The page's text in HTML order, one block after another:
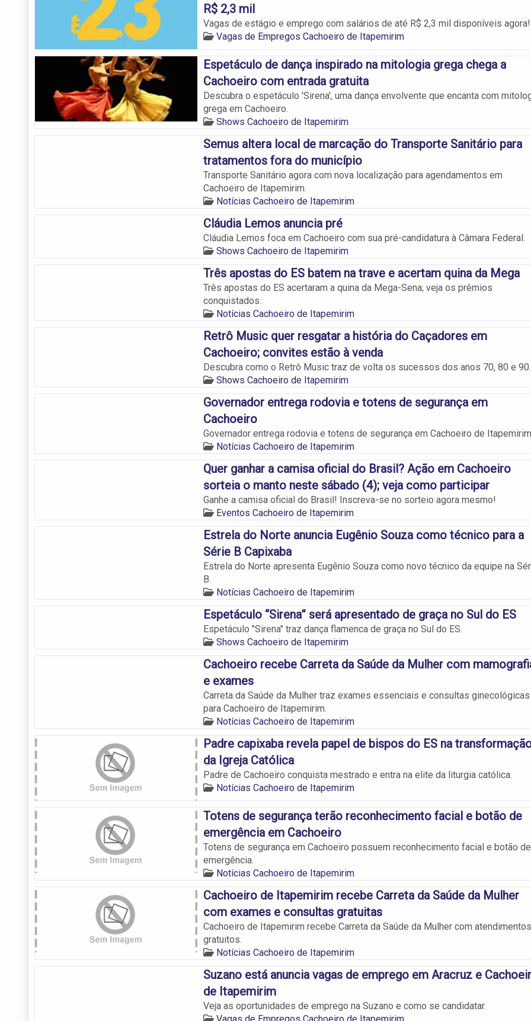
R$ 2,3 mil
Vagas de estágio e emprego com salários de até R$ 2,3 mil disponíveis agora!
Vagas de Empregos Cachoeiro de Itapemirim
Espetáculo de dança inspirado na mitologia grega chega a
Cachoeiro com entrada gratuita
Descubra o espetáculo 'Sirena', uma dança envolvente que encanta com
grega em Cachoeiro.
Shows Cachoeiro de Itapemirim
Semus altera local de marcação do Transporte Sanitário para
tratamentos fora do município
Transporte Sanitário agora com nova localização para agendamentos em
Cachoeiro de Itapemirim.
Notícias Cachoeiro de Itapemirim
Cláudia Lemos anuncia pré
Cláudia Lemos foca em Cachoeiro com sua pré-candidatura à Câmara Federal.
Shows Cachoeiro de Itapemirim
Três apostas do ES batem na trave e acertam quina da Mega
Três apostas do ES acertaram a quina da Mega-Sena; veja os prêmios
conquistados.
Notícias Cachoeiro de Itapemirim
Retrô Music quer resgatar a história do Caçadores em
Cachoeiro; convites estão à venda
Descubra como o Retrô Music traz de volta os sucessos dos anos 70, 80 e 90.
Shows Cachoeiro de Itapemirim
Governador entrega rodovia e totens de segurança em
Cachoeiro
Governador entrega rodovia e totens de segurança em Cachoeiro de
Notícias Cachoeiro de Itapemirim
Quer ganhar a camisa oficial do Brasil? Ação em Cachoeiro
sorteia o manto neste sábado (4); veja como participar
Ganhe a camisa oficial do Brasil! Inscreva-se no sorteio agora mesmo!
Eventos Cachoeiro de Itapemirim
Estrela do Norte anuncia Eugênio Souza como técnico para a
Série B Capixaba
Estrela do Norte apresenta Eugênio Souza como novo técnico da equipe na
B.
Notícias Cachoeiro de Itapemirim
Espetáculo “Sirena” será apresentado de graça no Sul do ES
Espetáculo "Sirena" traz dança flamenca de graça no Sul do ES.
Shows Cachoeiro de Itapemirim
Cachoeiro recebe Carreta da Saúde da Mulher com
e exames
Carreta da Saúde da Mulher traz exames essenciais e consultas ginecológicas
para Cachoeiro de Itapemirim.
Notícias Cachoeiro de Itapemirim
Padre capixaba revela papel de bispos do ES na
da Igreja Católica
Padre de Cachoeiro conquista mestrado e entra na elite da liturgia católica.
Notícias Cachoeiro de Itapemirim
Totens de segurança terão reconhecimento facial e botão de
emergência em Cachoeiro
Totens de segurança em Cachoeiro possuem reconhecimento facial e botão de
emergência.
Notícias Cachoeiro de Itapemirim
Cachoeiro de Itapemirim recebe Carreta da Saúde da Mulher
com exames e consultas gratuitas
Cachoeiro de Itapemirim recebe Carreta da Saúde da Mulher com atendimentos
gratuitos.
Notícias Cachoeiro de Itapemirim
Suzano está anuncia vagas de emprego em Aracruz e
de Itapemirim
Veja as oportunidades de emprego na Suzano e como se candidatar.
Vagas de Empregos Cachoeiro de Itapemirim